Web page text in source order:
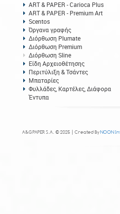
ART & PAPER - Carioca Plus
ART & PAPER - Premium Art
Scentos
Όργανα γραφής
Διόρθωση Plumate
Διόρθωση Premium
Διόρθωση Sline
Είδη Αρχειοθέτησης
Περιτύλιξη & Τσάντες
Μπαταρίες
Φυλλάδες, Καρτέλες, Διάφορα
Έντυπα
A&G PAPER S.A. © 2025 | Created ByNOON